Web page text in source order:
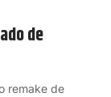
de
remake de